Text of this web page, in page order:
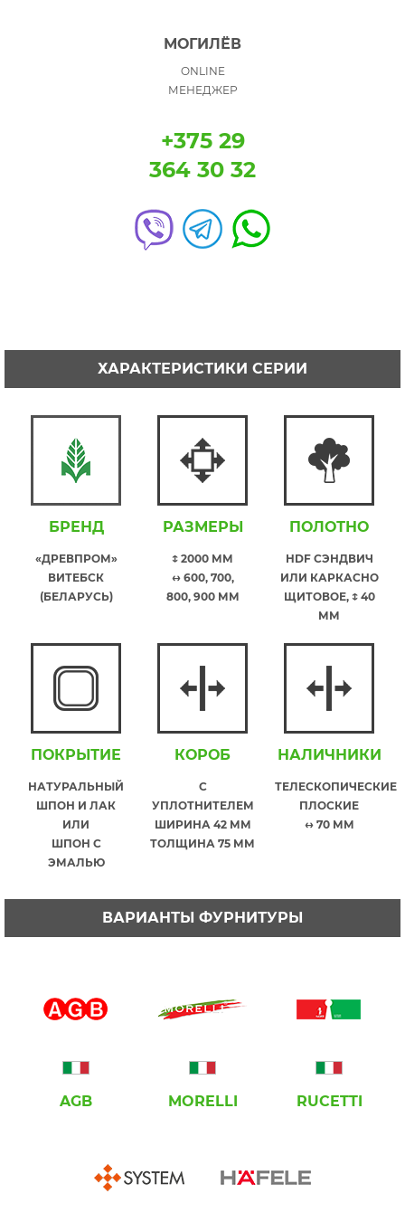
МОГИЛЁВ
ONLINE
МЕНЕДЖЕР
+375 29
364 30 32
ХАРАКТЕРИСТИКИ СЕРИИ
БРЕНД
«ДРЕВПРОМ»
ВИТЕБСК
(БЕЛАРУСЬ)
РАЗМЕРЫ
↕ 2000 ММ
↔ 600, 700,
800, 900 ММ
ПОЛОТНО
HDF СЭНДВИЧ
ИЛИ КАРКАСНО
ЩИТОВОЕ, ↕ 40
ММ
ПОКРЫТИЕ
НАТУРАЛЬНЫЙ
ШПОН И ЛАК
ИЛИ
ШПОН С
ЭМАЛЬЮ
КОРОБ
С
УПЛОТНИТЕЛЕМ
ШИРИНА 42 ММ
ТОЛЩИНА 75 ММ
НАЛИЧНИКИ
ТЕЛЕСКОПИЧЕСКИЕ
ПЛОСКИЕ
↔ 70 ММ
ВАРИАНТЫ ФУРНИТУРЫ
AGB MORELLI RUCETTI